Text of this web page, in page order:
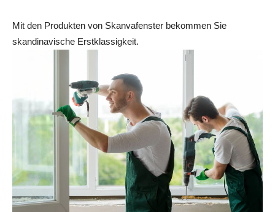
Mit den Produkten von Skanvafenster bekommen Sie
skandinavische Erstklassigkeit.